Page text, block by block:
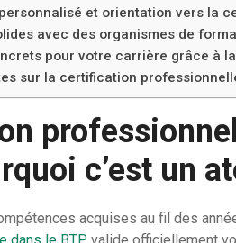
et orientation vers la
avec des organismes de
pour votre carrière grâce à
sur la certification
c’est un
acquises au fil des
dans le BTP valide officiellement